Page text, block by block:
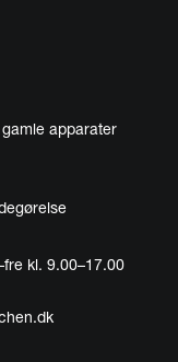
apparater
kl. 9.00–17.00